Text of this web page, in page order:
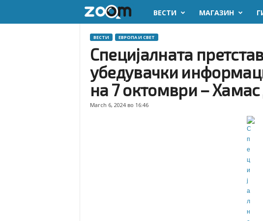
o
o
m
ВЕСТИ МАГАЗИН
ВЕСТИ ЕВРОПА И СВЕТ
Специјалната
убедувачки
на 7 октомври –
March 6, 2024 во 16:46